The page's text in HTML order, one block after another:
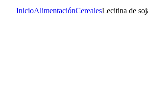
InicioAlimentaciónCerealesLecitina de